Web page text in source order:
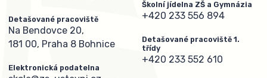
Detašované pracoviště
Na Bendovce 20,
181 00, Praha 8 Bohnice
Elektronická podatelna
Školní jídelna ZŠ a Gymnázia
+420 233 556 894
Detašované pracoviště 1.
třídy
+420 233 552 610